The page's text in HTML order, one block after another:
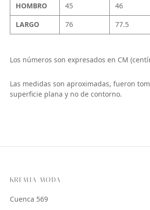
HOMBRO
45 46
LARGO
76 77.5
Los números son expresados en CM
Las medidas son aproximadas, fueron
superficie plana y no de contorno.
KREMIA MODA
Cuenca 569